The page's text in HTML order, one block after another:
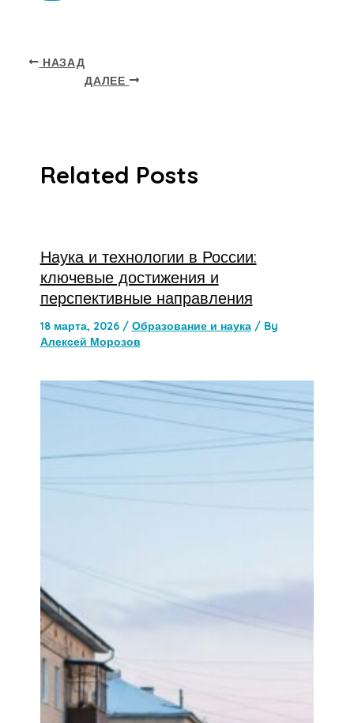
НАЗАД
ДАЛЕЕ
Related Posts
Наука и технологии в России:
ключевые достижения и
перспективные направления
18 марта, 2026 / Образование и наука/ By
Алексей Морозов